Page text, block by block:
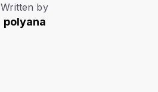
Written by
polyana